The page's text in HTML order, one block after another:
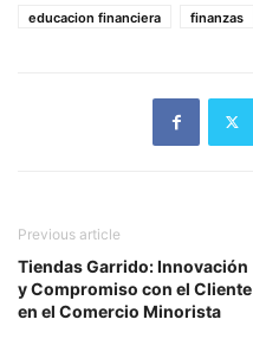
educacion financiera finanzas
Previous article
Tiendas Garrido: Innovación
y Compromiso con el Cliente
en el Comercio Minorista